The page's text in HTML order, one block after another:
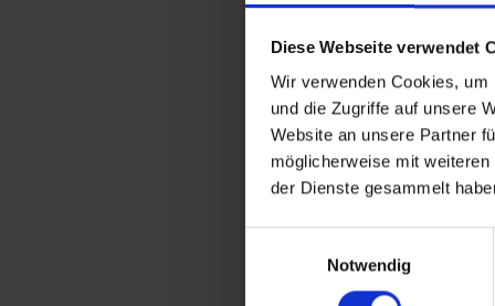
Diese Webseite verwendet
Wir verwenden Cookies,
und die Zugriffe auf unsere
Website an unsere Partner
möglicherweise mit
der Dienste gesammelt
Notwendig